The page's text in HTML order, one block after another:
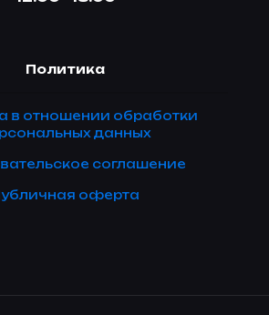
Политика
в отношении обработки
данных
соглашение
оферта